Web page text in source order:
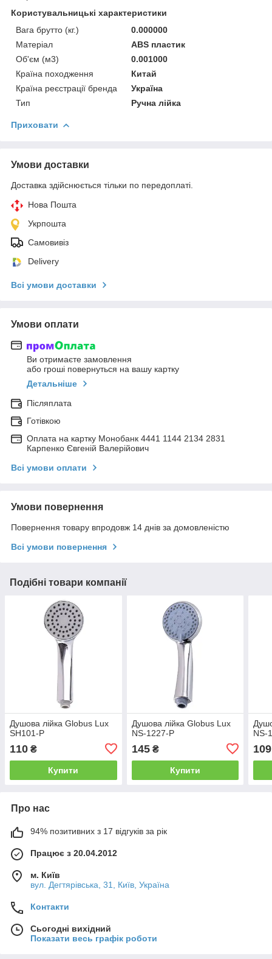
Користувальницькі характеристики
Вага брутто (кг.)
0.000000
Матеріал
ABS пластик
Об'єм (м3)
0.001000
Країна походження
Китай
Країна реєстрації бренда
Україна
Тип
Ручна лійка
Приховати
Умови доставки
Доставка здійснюється тільки по передоплаті.
Нова Пошта
Укрпошта
Самовивіз
Delivery
Всі умови доставки
Умови оплати
Ви отримаєте замовлення
або гроші повернуться на вашу картку
Детальніше
Післяплата
Готівкою
Оплата на картку Монобанк 4441 1144 2134 2831
Карпенко Євгеній Валерійович
Всі умови оплати
Умови повернення
Повернення товару впродовж 14 днів за домовленістю
Всі умови повернення
Подібні товари компанії
Душова лійка Globus Lux
SH101-P
110 ₴
Купити
Душова лійка Globus Lux
NS-1227-P
145₴
Купити
NS-
109
Про нас
94% позитивних з 17 відгуків за рік
Працює з 20.04.2012
м. Київ
вул. Дегтярівська, 31, Київ, Україна
Контакти
Сьогодні вихідний
Показати весь графік роботи